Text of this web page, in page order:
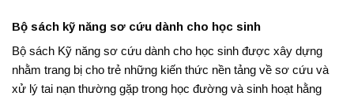
Bộ sách kỹ năng sơ cứu dành cho học sinh
Bộ sách Kỹ năng sơ cứu dành cho học sinh được xây dựng
nhằm trang bị cho trẻ những kiến thức nền tảng về sơ cứu và
xử lý tai nạn thường gặp trong học đường và sinh hoạt hằng